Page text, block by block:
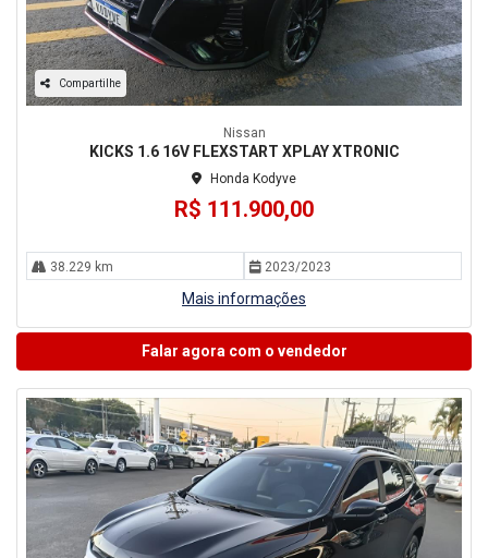
Compartilhe
Nissan
KICKS 1.6 16V FLEXSTART XPLAY XTRONIC
Honda Kodyve
R$ 111.900,00
38.229 km 2023/2023
Mais informações
Falar agora com o vendedor